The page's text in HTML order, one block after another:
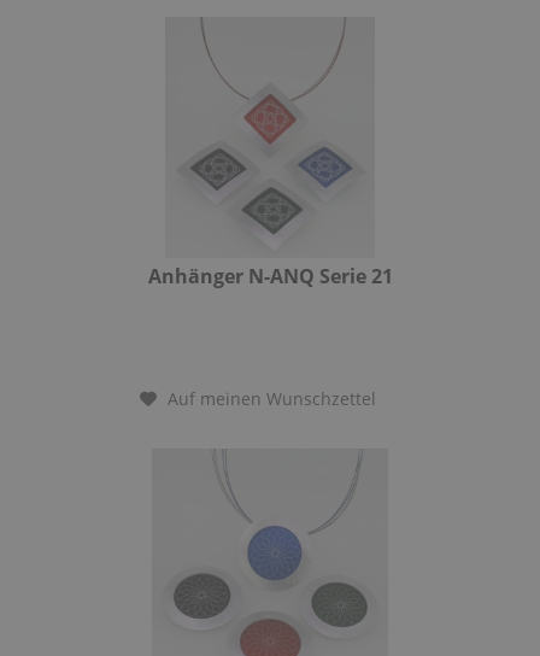
Anhänger N-ANQ Serie 21
Auf meinen Wunschzettel